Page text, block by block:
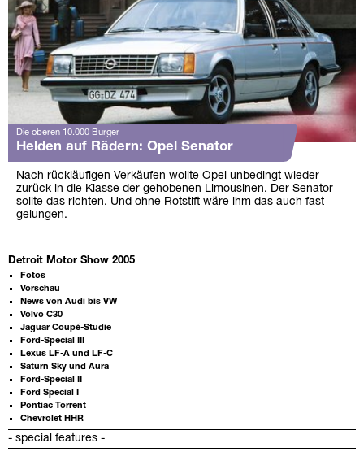
Die oberen 10.000 Burger
Helden auf Rädern: Opel Senator
Nach rückläufigen Verkäufen wollte Opel unbedingt wieder
zurück in die Klasse der gehobenen Limousinen. Der Senator
sollte das richten. Und ohne Rotstift wäre ihm das auch fast
gelungen.
Detroit Motor Show 2005
Fotos
Vorschau
News von Audi bis VW
Volvo C30
Jaguar Coupé-Studie
Ford-Special III
Lexus LF-A und LF-C
Saturn Sky und Aura
Ford-Special II
Ford Special I
Pontiac Torrent
Chevrolet HHR
- special features -